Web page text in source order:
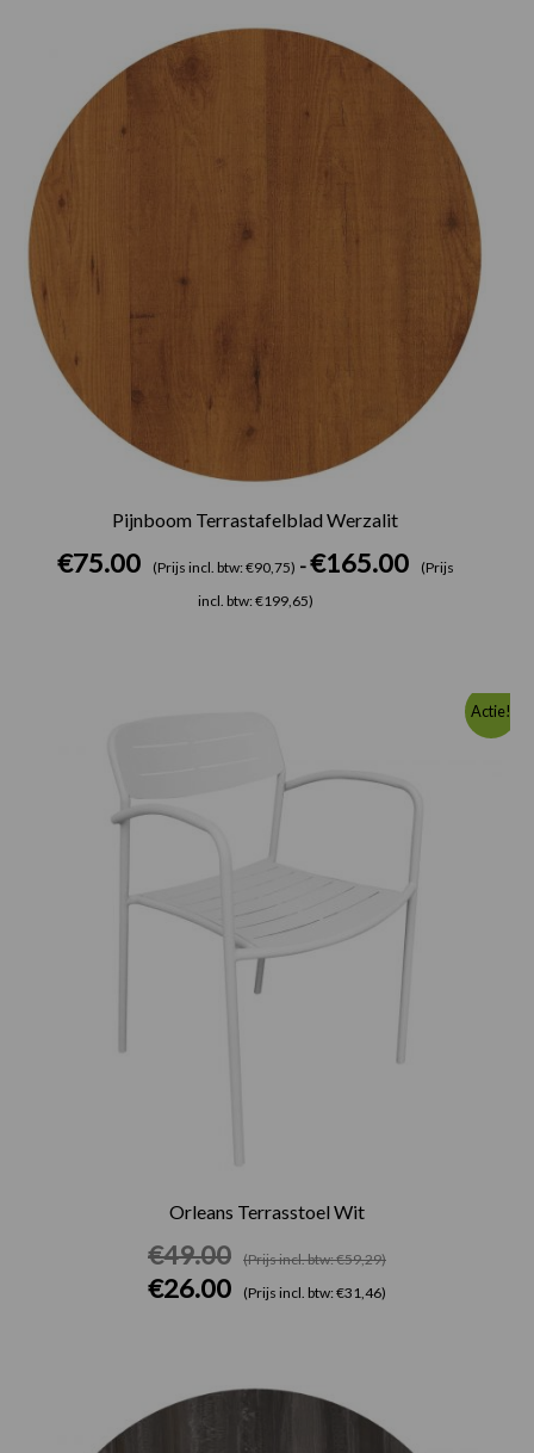
Pijnboom Terrastafelblad Werzalit
€75.00 (Prijs incl. btw: €90,75) - €165.00
(Prijs
incl. btw: €199,65)
Prijsklasse:
€75.00
Actie!
Orleans Terrasstoel Wit
€49.00 (Prijs incl. btw: €59,29)
Oorspronkelijke
€26.00 (Prijs incl. btw: €31,46)
Prijsklasse:
€75.00